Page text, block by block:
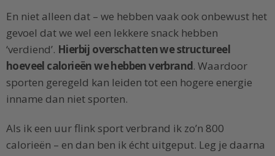
En niet alleen dat – we hebben vaak ook onbewust het
gevoel dat we wel een lekkere snack hebben
‘verdiend’. Hierbij overschatten we structureel
hoeveel calorieën we hebben verbrand. Waardoor
sporten geregeld kan leiden tot een hogere energie
inname dan niet sporten.
Als ik een uur flink sport verbrand ik zo’n 800
calorieën – en dan ben ik écht uitgeput. Leg je daarna